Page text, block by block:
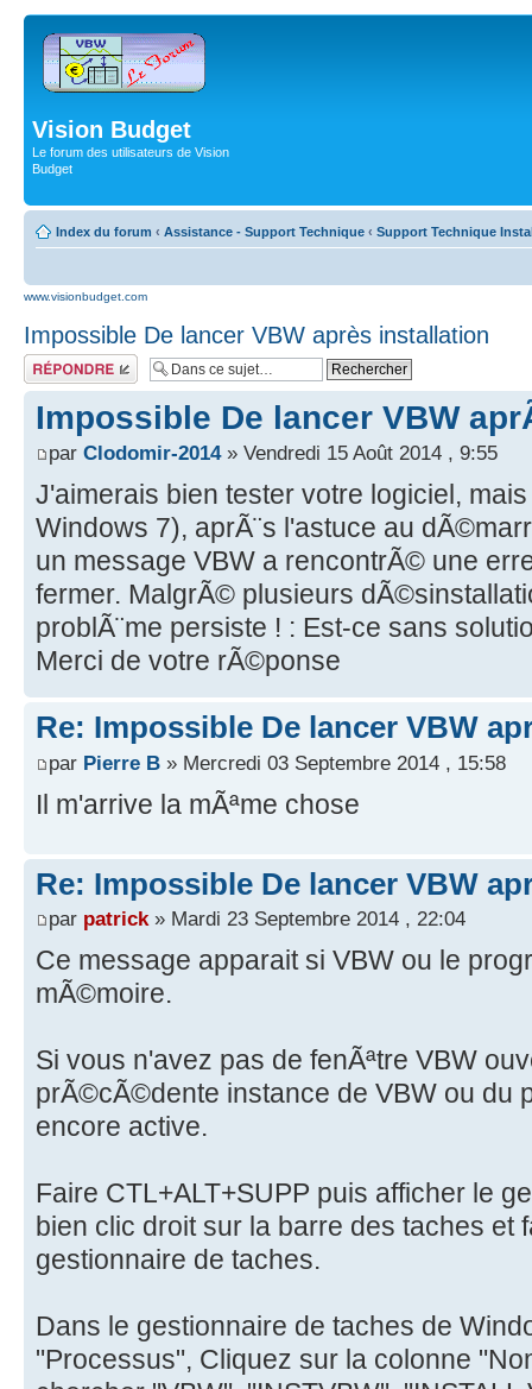
Vision Budget
Le forum des utilisateurs de Vision
Budget
Index du forum ‹ Assistance - Support Technique ‹ Support Technique
www.visionbudget.com
Impossible De lancer VBW après installation
Répondre
Impossible De lancer VBW
par Clodomir-2014» Vendredi 15 Août 2014 , 9:55
J'aimerais bien tester votre logiciel,
Windows 7), aprÃ¨s l'astuce au
un message VBW a rencontrÃ© une
fermer. MalgrÃ© plusieurs
problÃ¨me persiste ! : Est-ce sans
Merci de votre rÃ©ponse
Re: Impossible De lancer VBW
par Pierre B » Mercredi 03 Septembre 2014 , 15:58
Il m'arrive la mÃªme chose
Re: Impossible De lancer VBW
par patrick» Mardi 23 Septembre 2014 , 22:04
Ce message apparait si VBW ou le
mÃ©moire.
Si vous n'avez pas de fenÃªtre VBW
prÃ©cÃ©dente instance de VBW ou du
encore active.
Faire CTL+ALT+SUPP puis afficher le
bien clic droit sur la barre des taches et
gestionnaire de taches.
Dans le gestionnaire de taches de
"Processus", Cliquez sur la colonne